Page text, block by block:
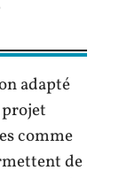
adapté
comme
de